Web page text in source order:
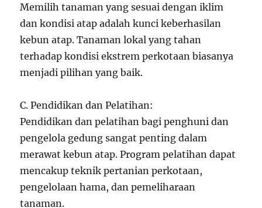
Memilih tanaman yang sesuai dengan iklim
dan kondisi atap adalah kunci keberhasilan
kebun atap. Tanaman lokal yang tahan
terhadap kondisi ekstrem perkotaan biasanya
menjadi pilihan yang baik.
C. Pendidikan dan Pelatihan:
Pendidikan dan pelatihan bagi penghuni dan
pengelola gedung sangat penting dalam
merawat kebun atap. Program pelatihan dapat
mencakup teknik pertanian perkotaan,
pengelolaan hama, dan pemeliharaan
tanaman.